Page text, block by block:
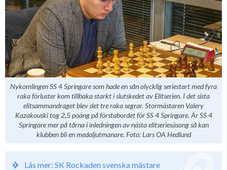
Nykomlingen SS 4 Springare som hade en sån olycklig seriestart med fyra
raka förluster kom tillbaka starkt i slutskedet av Elitserien. I det sista
elitsammandraget blev det tre raka segrar. Stormästaren Valery
Kazakouski tog 2,5 poäng på förstabordet för SS 4 Springare. Är SS 4
Springare mer på tårna i inledningen av nästa elitseriesäsong så kan
klubben bli en medaljutmanare. Foto: Lars OA Hedlund
Läs mer: SK Rockaden svenska mästare